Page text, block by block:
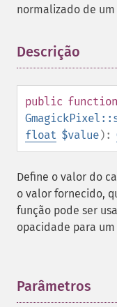
normalizado de um
Descrição
public function
float $value):
Define o valor do
o valor fornecido,
função pode ser
opacidade para
Parâmetros